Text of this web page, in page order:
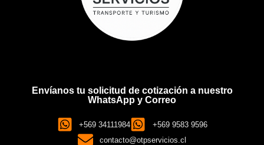
Envíanos tu solicitud de cotización a nuestro
WhatsApp y Correo
+569 34111984
+569 9583 9596
contacto@otpservicios.cl